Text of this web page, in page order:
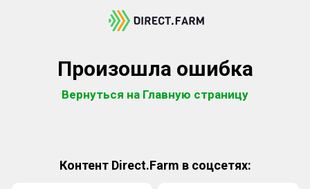
Произошла ошибка
Вернуться на Главную страницу
Контент Direct.Farm в соцсетях: